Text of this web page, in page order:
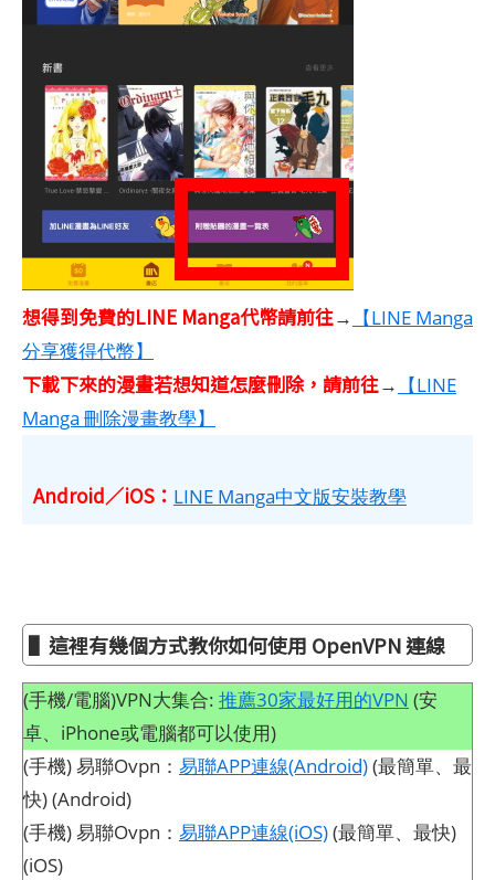
想得到免費的LINE Manga代幣請前往→ 【LINE Manga
分享獲得代幣】
下載下來的漫畫若想知道怎麼刪除，請前往→ 【LINE
Manga 刪除漫畫教學】
Android／iOS： LINE Manga中文版安裝教學
▌這裡有幾個方式教你如何使用 OpenVPN 連線
(手機/電腦)VPN大集合: 推薦30家最好用的VPN (安
卓、iPhone或電腦都可以使用)
(手機) 易聯Ovpn： 易聯APP連線(Android)(最簡單、最
快) (Android)
(手機) 易聯Ovpn： 易聯APP連線(iOS)(最簡單、最快)
(iOS)